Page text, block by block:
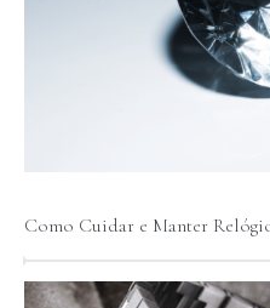
Como Cuidar e Manter